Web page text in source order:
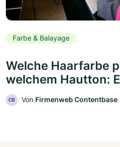
Farbe & Balayage
Welche Haarfarbe
welchem Hautton:
CB Von Firmenweb Contentbase